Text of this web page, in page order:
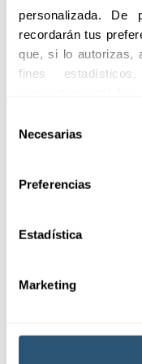
personalizada. De
recordarán tus
que, si lo autorizas,
fines
publicidad,
Necesarias
Preferencias
Estadística
Marketing
Ofrecemos dos
modalidades de
profesional o
Solicitar
individuales